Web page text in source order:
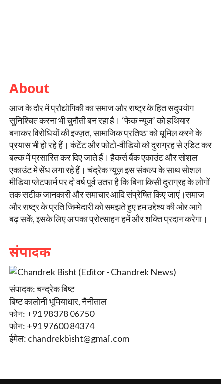
About
आज के दौर में प्रौद्योगिकी का समाज और राष्ट्र के हित सदुपयोग
सुनिश्चित करना भी चुनौती बन रहा है। ‘फेक न्यूज’ को हथियार
बनाकर विरोधियों की इज्ज़त, सामाजिक प्रतिष्ठा को धूमिल करने के
प्रयास भी हो रहे हैं। कंटेंट और फोटो-वीडियो को दुराग्रह से एडिट कर
बल्क में प्रसारित कर दिए जाते हैं। हैकर्स बैंक एकाउंट और सोशल
एकाउंट में सेंध लगा रहे हैं। चंद्रेक न्यूज़ इस संकल्प के साथ सोशल
मीडिया प्लेटफार्म पर दो वर्ष पूर्व उतरा है कि बिना किसी दुराग्रह के लोगों
तक सटीक जानकारी और समाचार आदि संप्रेषित किए जाएं।समाज
और राष्ट्र के प्रति जिम्मेदारी को समझते हुए हम उद्देश्य की ओर आगे
बढ़ सकें, इसके लिए आपका प्रोत्साहन हमें और शक्ति प्रदान करेगा।
संपादक
संपादक: चन्द्रेक बिष्ट
बिष्ट कालोनी भूमियाधार, नैनीताल
फोन: +91 98378 06750
फोन: +91 97600 84374
ईमेल: chandrekbisht@gmali.com